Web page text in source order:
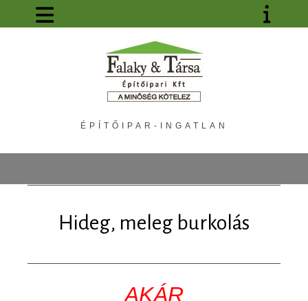
ÉPÍTŐIPAR-INGATLAN
Hideg, meleg burkolás
AKÁR